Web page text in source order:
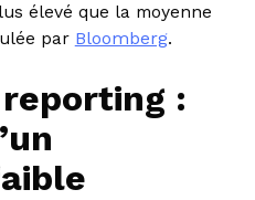
élevé que la moyenne
par Bloomberg.
: